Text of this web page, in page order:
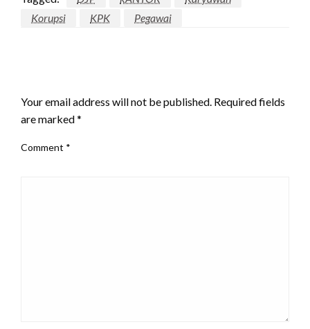
Korupsi
KPK Pegawai
Your email address will not be published. Required fields
are marked*
Comment *